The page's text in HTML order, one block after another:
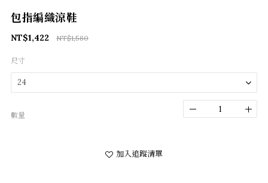
包指編織涼鞋
NT$1,580
NT$1,422
尺寸
數量
加入追蹤清單